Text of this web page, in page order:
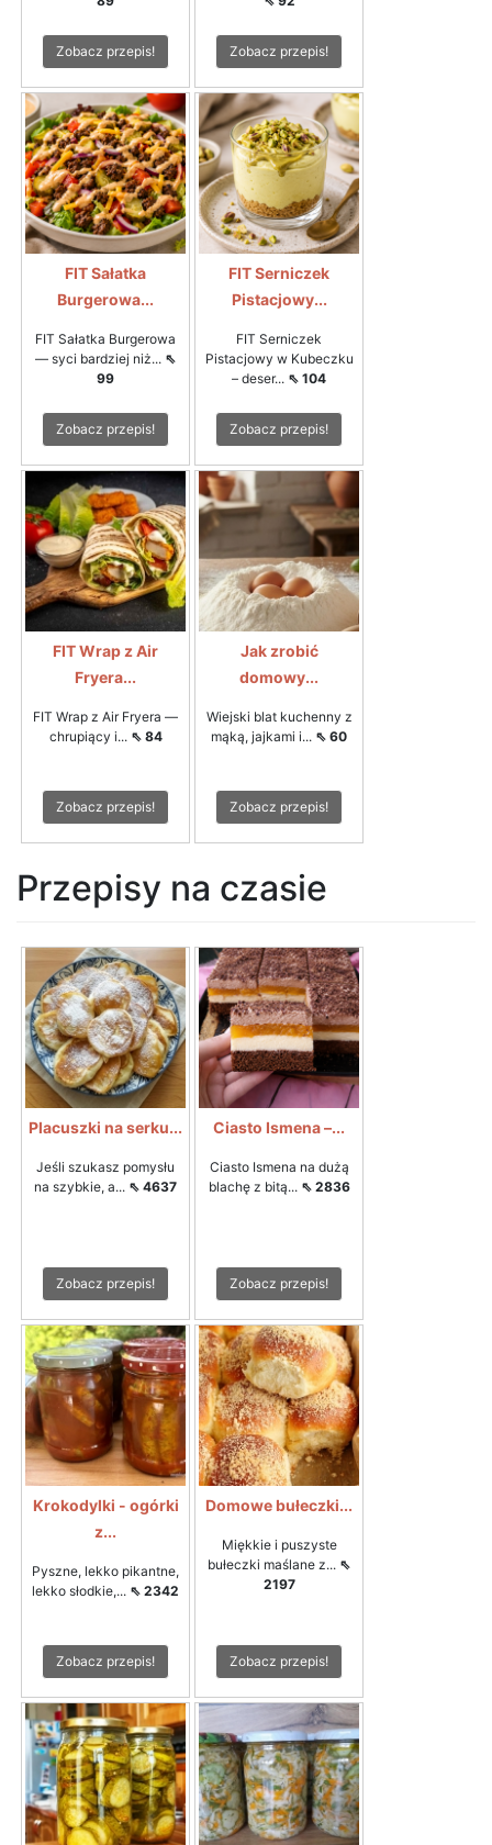
Zobacz przepis! Zobacz przepis!
FIT Sałatka
Burgerowa...
FIT Sałatka Burgerowa
— syci bardziej niż... ⇖
99
Zobacz przepis!
FIT Serniczek
Pistacjowy...
FIT Serniczek
Pistacjowy w Kubeczku
– deser... ⇖ 104
Zobacz przepis!
FIT Wrap z Air
Fryera...
FIT Wrap z Air Fryera —
chrupiący i... ⇖ 84
Zobacz przepis!
Jak zrobić
domowy...
Wiejski blat kuchenny z
mąką, jajkami i... ⇖ 60
Zobacz przepis!
Przepisy na czasie
Placuszki na serku...
Jeśli szukasz pomysłu
na szybkie, a... ⇖ 4637
Zobacz przepis!
Ciasto Ismena –...
Ciasto Ismena na dużą
blachę z bitą... ⇖ 2836
Zobacz przepis!
Krokodylki - ogórki
z...
Pyszne, lekko pikantne,
lekko słodkie,... ⇖ 2342
Zobacz przepis!
Domowe bułeczki...
Miękkie i puszyste
bułeczki maślane z... ⇖
2197
Zobacz przepis!